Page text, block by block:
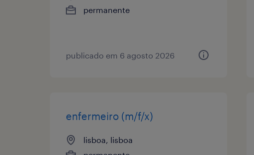
permanente
publicado em 6 agosto 2026
enfermeiro (m/f/x)
lisboa, lisboa